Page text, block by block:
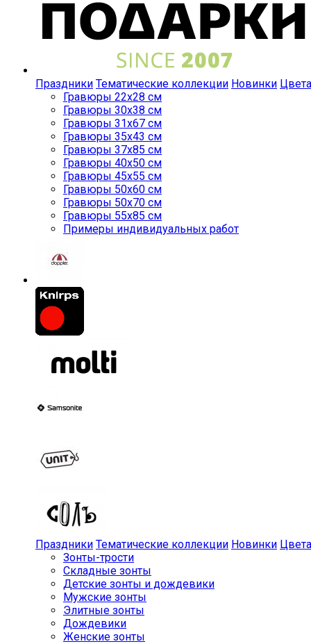
Праздники Тематические коллекции Новинки Цвета
Гравюры 22x28 см
Гравюры 30x38 см
Гравюры 31x67 см
Гравюры 35x43 см
Гравюры 37x85 см
Гравюры 40x50 см
Гравюры 45x55 см
Гравюры 50x60 см
Гравюры 50x70 см
Гравюры 55x85 см
Примеры индивидуальных работ
Праздники Тематические коллекции Новинки Цвета
Зонты-трости
Складные зонты
Детские зонты и дождевики
Мужские зонты
Элитные зонты
Дождевики
Женские зонты